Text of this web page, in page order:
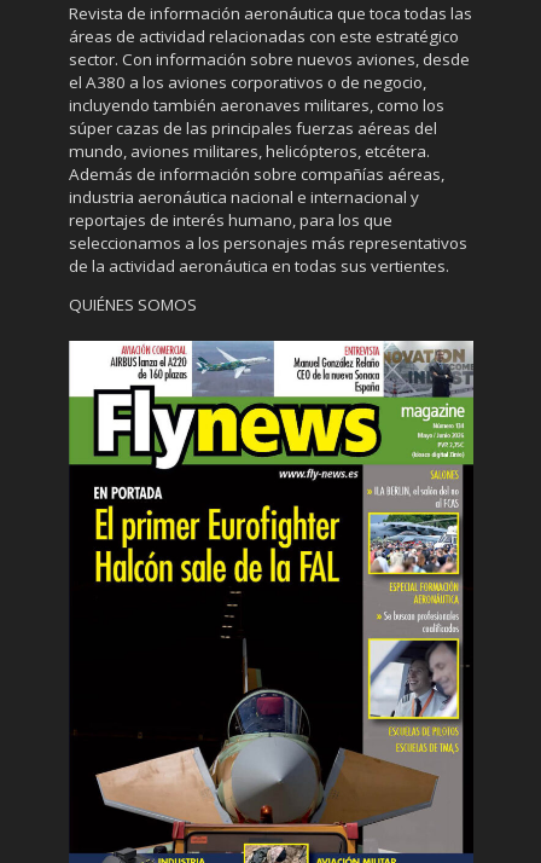
Revista de información aeronáutica que toca todas las
áreas de actividad relacionadas con este estratégico
sector. Con información sobre nuevos aviones, desde
el A380 a los aviones corporativos o de negocio,
incluyendo también aeronaves militares, como los
súper cazas de las principales fuerzas aéreas del
mundo, aviones militares, helicópteros, etcétera.
Además de información sobre compañías aéreas,
industria aeronáutica nacional e internacional y
reportajes de interés humano, para los que
seleccionamos a los personajes más representativos
de la actividad aeronáutica en todas sus vertientes.
QUIÉNES SOMOS